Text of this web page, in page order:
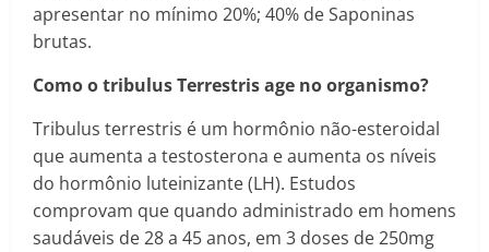
apresentar no mínimo 20%; 40% de Saponinas
brutas.
Como o tribulus Terrestris age no organismo?
Tribulus terrestris é um hormônio não-esteroidal
que aumenta a testosterona e aumenta os níveis
do hormônio luteinizante (LH). Estudos
comprovam que quando administrado em homens
saudáveis de 28 a 45 anos, em 3 doses de 250mg